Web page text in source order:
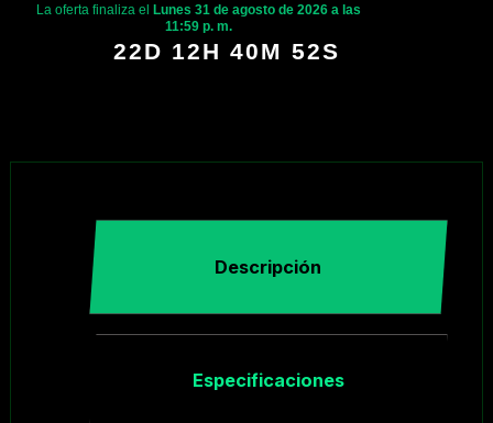
La oferta finaliza el
Lunes 31 de agosto de 2026 a las
11:59 p. m.
22D 12H 40M 51S
Descripción
Especificaciones